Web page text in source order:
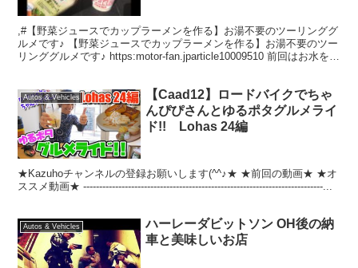
,#【野菜ジュースでカップラーメンを作る】お湯不要のツーリンググ
ルメです♪ 【野菜ジュースでカップラーメンを作る】お湯不要のツー
リンググルメです♪ https:motor-fan.jparticle10009510 前回はお水を使
Autos & Vehicles
【Caad12】ロードバイクでちゃ
んぴぴさんとゆるポタグルメライ
ド!! Lohas 24編
★Kazuhoチャンネルの登録お願いします(^^♪★ ★前回の動画★ ★オ
ススメ動画★ ----------------------------------------­-----------------------------------...
Autos & Vehicles
ハーレーダビットソン OH後の納
車と美味しいお店